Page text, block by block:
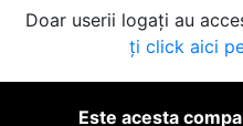
Doar userii logați au
ți click aici
Este acesta